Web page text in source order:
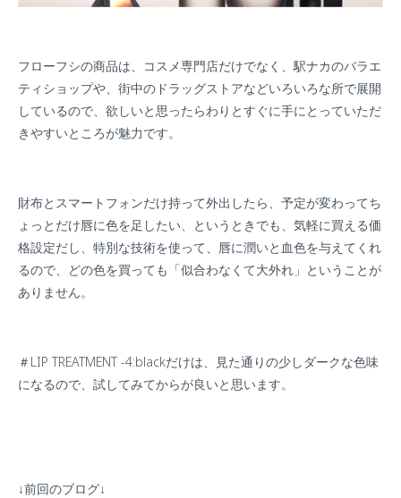
フローフシの商品は、コスメ専門店だけでなく、駅ナカのバラエ
ティショップや、街中のドラッグストアなどいろいろな所で展開
しているので、欲しいと思ったらわりとすぐに手にとっていただ
きやすいところが魅力です。
財布とスマートフォンだけ持って外出したら、予定が変わってち
ょっとだけ唇に色を足したい、というときでも、気軽に買える価
格設定だし、特別な技術を使って、唇に潤いと血色を与えてくれ
るので、どの色を買っても「似合わなくて大外れ」ということが
ありません。
＃ LIP TREATMENT -4:blackだけは、見た通りの少しダークな色味
になるので、試してみてからが良いと思います。
↓前回のブログ↓